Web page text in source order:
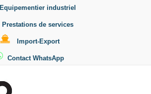
Equipementier industriel
Prestations de services
Import-Export
Contact WhatsApp